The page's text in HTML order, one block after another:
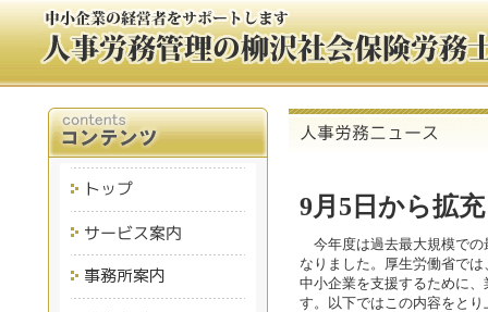
9月5日から拡
今年度は過去最大規模での
なりました。厚生労働省で
中小企業を支援するために
す。以下ではこの内容をとり